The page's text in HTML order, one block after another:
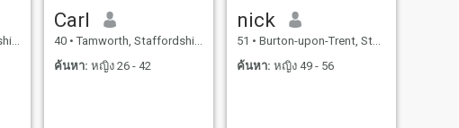
ฤษ
Carl
40 • Tamworth, Staffordshire, อังกฤษ
ค้นหา: หญิง 26 - 42
nick
51 • Burton-upon-Trent, Staffordshire, อังกฤษ
ค้นหา: หญิง 49 - 56